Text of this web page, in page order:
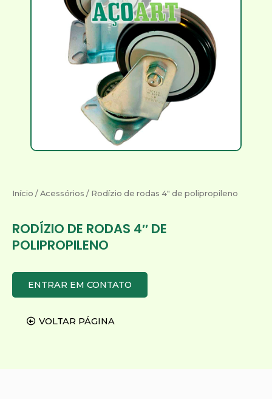
Início / Acessórios / Rodízio de rodas 4″ de polipropileno
RODÍZIO DE RODAS 4″ DE
POLIPROPILENO
ENTRAR EM CONTATO
VOLTAR PÁGINA